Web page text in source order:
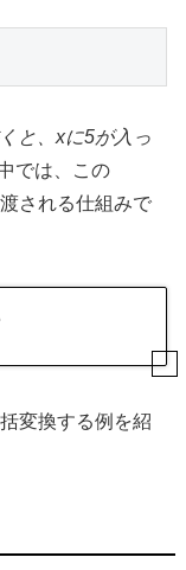
と、xに5が入っ
では、この
される仕組みで
変換する例を紹